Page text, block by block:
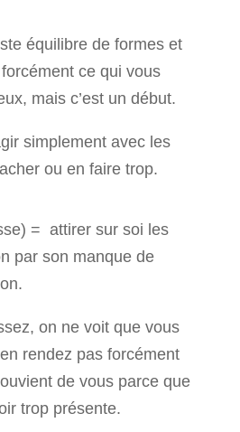
équilibre de formes et
ce qui vous
mais c’est un début.
simplement avec les
ou en faire trop.
= attirer sur soi les
par son manque de
on ne voit que vous
rendez pas forcément
de vous parce que
trop présente.